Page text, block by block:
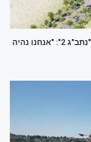
ראש העיר בצפון שחושש מהקמת "נתב"ג 2": "אנחנו נהיה